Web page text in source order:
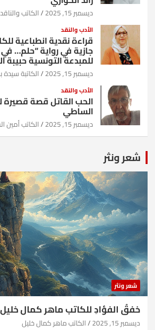
ديسمبر 15, 2025 الكاتب
الأدب والنقد
قراءة نقدية انطباعية
جازية في رواية “حلم…
للمبدعة التونسية حبيبة
ديسمبر 15, 2025 الكاتبة سيدة
الأدب والنقد
الحب القاتل قصة قصيرة
الساطي
ديسمبر 15, 2025 الكاتب أمين
شعر ونثر
شعر ونثر
خفقُ الفؤادِ للكاتب ماهر كمال خليل
ديسمبر 15, 2025 الكاتب ماهر كمال خليل